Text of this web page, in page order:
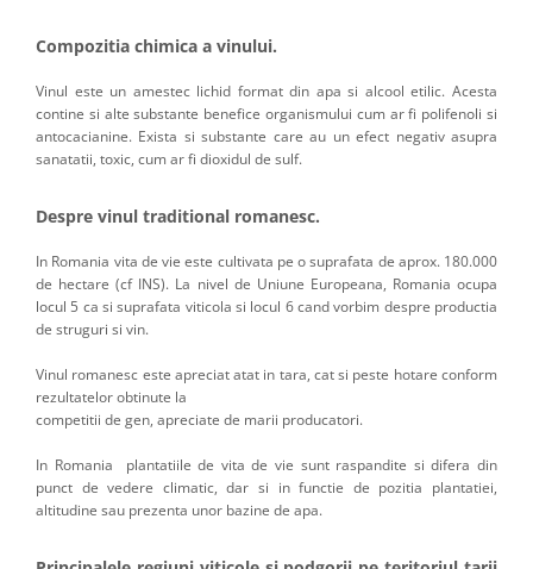
Compozitia chimica a vinului.
Vinul este un amestec lichid format din apa si alcool etilic. Acesta
contine si alte substante benefice organismului cum ar fi polifenoli si
antocacianine. Exista si substante care au un efect negativ asupra
sanatatii, toxic, cum ar fi dioxidul de sulf.
Despre vinul traditional romanesc.
In Romania vita de vie este cultivata pe o suprafata de aprox. 180.000
de hectare (cf INS). La nivel de Uniune Europeana, Romania ocupa
locul 5 ca si suprafata viticola si locul 6 cand vorbim despre productia
de struguri si vin.
Vinul romanesc este apreciat atat in tara, cat si peste hotare conform
rezultatelor obtinute la
competitii de gen, apreciate de marii producatori.
In Romania plantatiile de vita de vie sunt raspandite si difera din
punct de vedere climatic, dar si in functie de pozitia plantatiei,
altitudine sau prezenta unor bazine de apa.